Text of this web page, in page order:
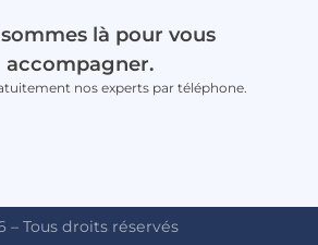
là pour vous
accompagner.
nos experts par téléphone.
– Tous droits réservés